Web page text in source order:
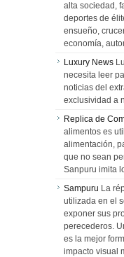
alta sociedad,
deportes de
ensueño,
economía,
Luxury News
necesita leer
noticias del
exclusividad a
Replica de
alimentos es
alimentación,
que no sean
Sanpuru imita
Sampuru La
utilizada en el
exponer sus
perecederos.
es la mejor
impacto visual